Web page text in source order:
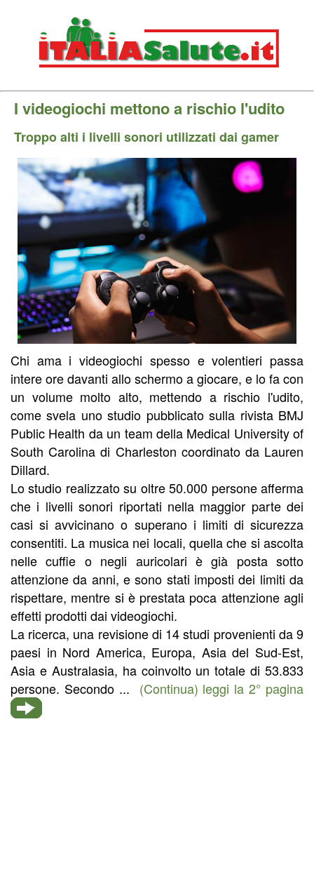
I videogiochi mettono a rischio l'udito
Troppo alti i livelli sonori utilizzati dai gamer
Chi ama i videogiochi spesso e volentieri passa
intere ore davanti allo schermo a giocare, e lo fa con
un volume molto alto, mettendo a rischio l'udito,
come svela uno studio pubblicato sulla rivista BMJ
Public Health da un team della Medical University of
South Carolina di Charleston coordinato da Lauren
Dillard.
Lo studio realizzato su oltre 50.000 persone afferma
che i livelli sonori riportati nella maggior parte dei
casi si avvicinano o superano i limiti di sicurezza
consentiti. La musica nei locali, quella che si ascolta
nelle cuffie o negli auricolari è già posta sotto
attenzione da anni, e sono stati imposti dei limiti da
rispettare, mentre si è prestata poca attenzione agli
effetti prodotti dai videogiochi.
La ricerca, una revisione di 14 studi provenienti da 9
paesi in Nord America, Europa, Asia del Sud-Est,
Asia e Australasia, ha coinvolto un totale di 53.833
persone. Secondo ... (Continua) leggi la 2° pagina